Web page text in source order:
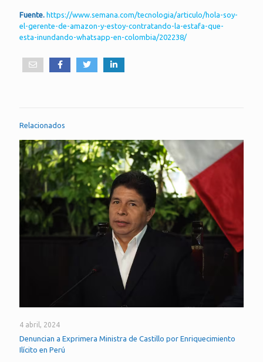
Fuente. https://www.semana.com/tecnologia/articulo/hola-soy-
el-gerente-de-amazon-y-estoy-contratando-la-estafa-que-
esta-inundando-whatsapp-en-colombia/202238/
Relacionados
4 abril, 2024
Denuncian a Exprimera Ministra de Castillo por Enriquecimiento
Ilícito en Perú